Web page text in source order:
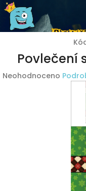
Přejít
na
obsah
Povlečení
Průměrné
Neohodnoceno